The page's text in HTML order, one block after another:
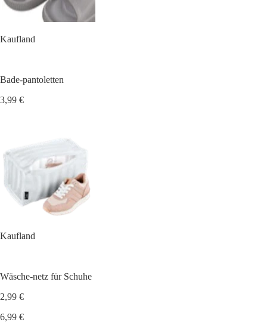
Kaufland
Bade-pantoletten
3,99 €
Kaufland
Wäsche-netz für Schuhe
2,99 €
6,99 €